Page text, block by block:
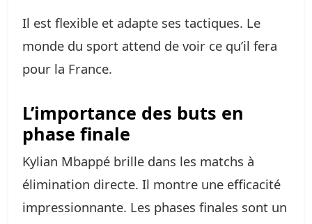
Il est flexible et adapte ses tactiques. Le
monde du sport attend de voir ce qu’il fera
pour la France.
L’importance des buts en
phase finale
Kylian Mbappé brille dans les matchs à
élimination directe. Il montre une efficacité
impressionnante. Les phases finales sont un